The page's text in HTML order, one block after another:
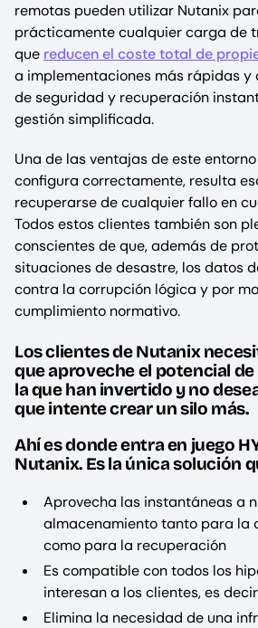
remotas pueden utilizar Nutanix
prácticamente cualquier carga de
que reducen el coste total de
a implementaciones más rápidas y
de seguridad y recuperación
gestión simplificada.
Una de las ventajas de este
configura correctamente, resulta
recuperarse de cualquier fallo en
Todos estos clientes también son
conscientes de que, además de
situaciones de desastre, los datos
contra la corrupción lógica y por
cumplimiento normativo.
Los clientes de Nutanix
que aproveche el potencial
la que han invertido y no
que intente crear un silo más.
Ahí es donde entra en juego
Nutanix. Es la única solución
Aprovecha las instantáneas a
almacenamiento tanto para la
como para la recuperación
Es compatible con todos los
interesan a los clientes, es
Elimina la necesidad de una